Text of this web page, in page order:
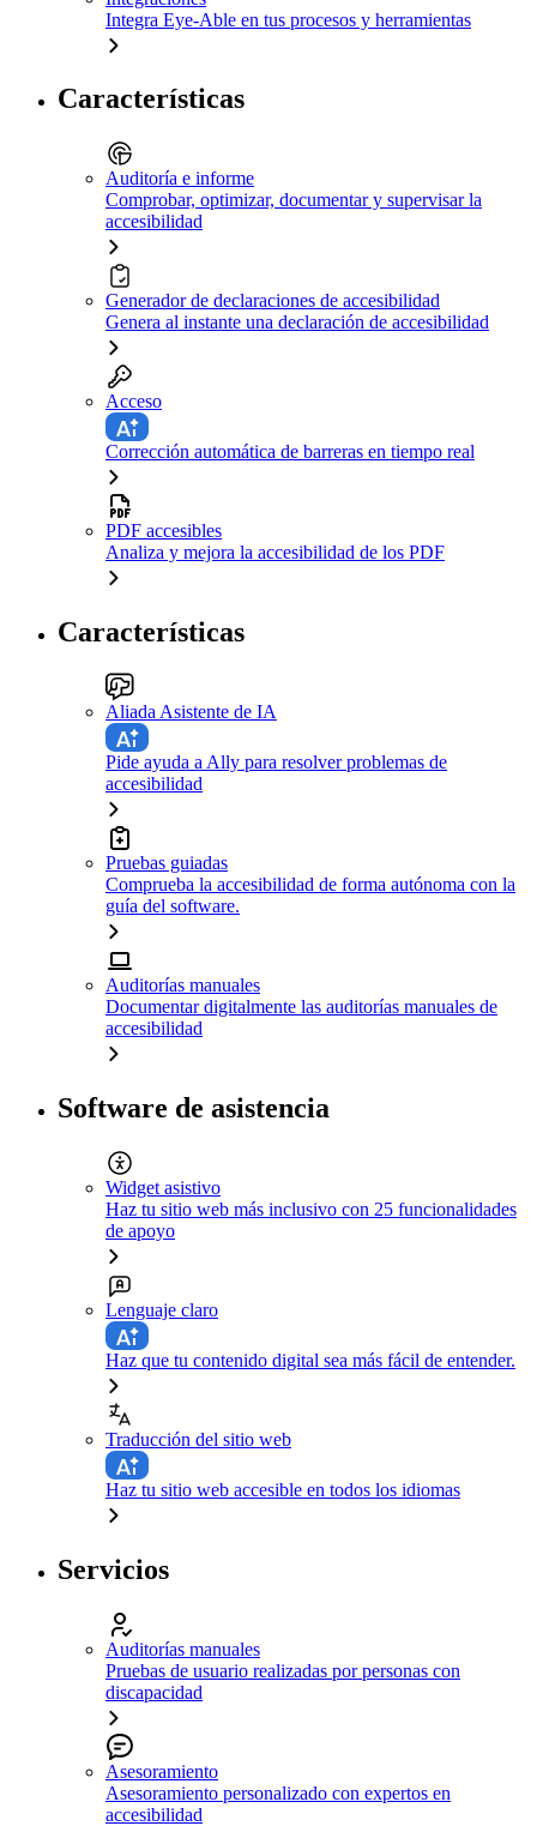
Integra Eye-Able en tus procesos y herramientas
Características
Auditoría e informe
Comprobar, optimizar, documentar y supervisar la
accesibilidad
Generador de declaraciones de accesibilidad
Genera al instante una declaración de accesibilidad
Acceso
Corrección automática de barreras en tiempo real
PDF accesibles
Analiza y mejora la accesibilidad de los PDF
Características
Aliada Asistente de IA
Pide ayuda a Ally para resolver problemas de
accesibilidad
Pruebas guiadas
Comprueba la accesibilidad de forma autónoma con la
guía del software.
Auditorías manuales
Documentar digitalmente las auditorías manuales de
accesibilidad
Software de asistencia
Widget asistivo
Haz tu sitio web más inclusivo con 25 funcionalidades
de apoyo
Lenguaje claro
Haz que tu contenido digital sea más fácil de entender.
Traducción del sitio web
Haz tu sitio web accesible en todos los idiomas
Servicios
Auditorías manuales
Pruebas de usuario realizadas por personas con
discapacidad
Asesoramiento
Asesoramiento personalizado con expertos en
accesibilidad